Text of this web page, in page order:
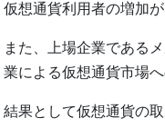
仮想通貨利用者の増加が
また、上場企業である
業による仮想通貨市場
結果として仮想通貨の